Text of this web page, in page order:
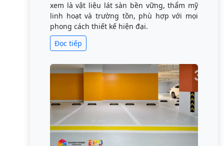
xem là vật liệu lát sàn bền vững, thẩm mỹ
linh hoạt và trường tồn, phù hợp với mọi
phong cách thiết kế hiện đại.
Đọc tiếp